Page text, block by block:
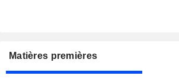
Matières premières